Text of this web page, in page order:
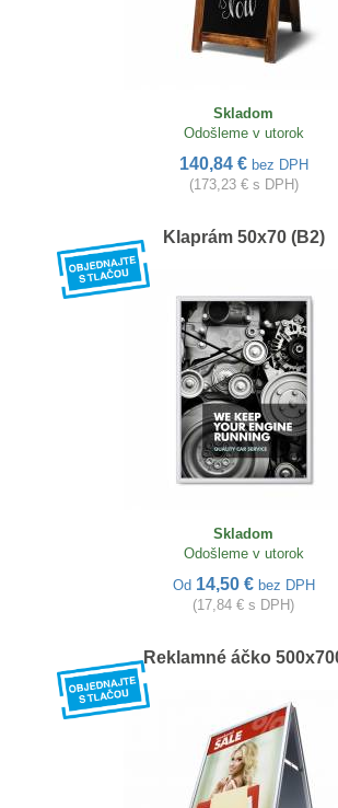
Skladom
Odošleme v utorok
140,84 € bez DPH
(173,23 € s DPH)
Klaprám 50x70 (B2)
Skladom
Odošleme v utorok
Od 14,50 € bez DPH
(17,84 € s DPH)
Reklamné áčko